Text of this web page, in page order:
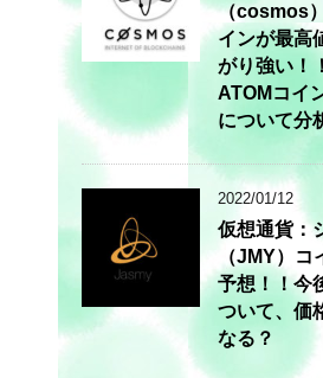
（cosmos
インが最高
がり強い！
ATOMコイ
について分
2022/01/12
仮想通貨：
（JMY）
予想！！今
ついて、価
なる？